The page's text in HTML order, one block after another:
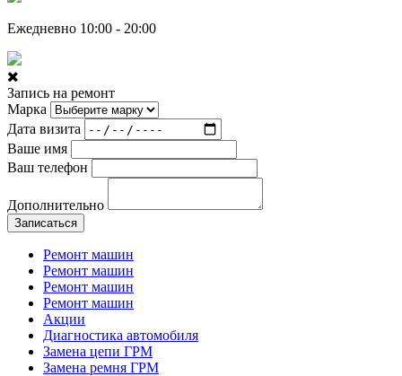
Ежедневно 10:00 - 20:00
Запись на ремонт
Марка
Дата визита
Ваше имя
Ваш телефон
Дополнительно
Записаться
Ремонт машин
Ремонт машин
Ремонт машин
Ремонт машин
Акции
Диагностика автомобиля
Замена цепи ГРМ
Замена ремня ГРМ